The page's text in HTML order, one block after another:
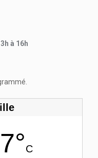
à 16h
C